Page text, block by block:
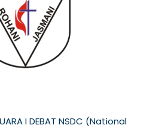
I DEBAT NSDC (National